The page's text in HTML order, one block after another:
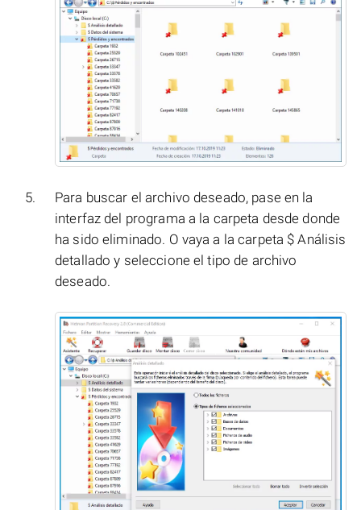
Para buscar el archivo deseado, pase en la
interfaz del programa a la carpeta desde donde
ha sido eliminado. O vaya a la carpeta $ Análisis
detallado y seleccione el tipo de archivo
deseado.